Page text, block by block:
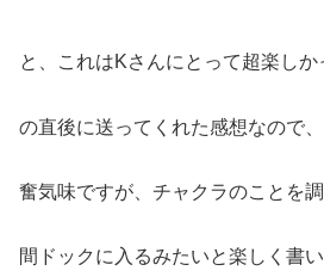
と、これはKさんにとって超楽しか
の直後に送ってくれた感想なので
奮気味ですが、チャクラのことを
間ドックに入るみたいと楽しく書